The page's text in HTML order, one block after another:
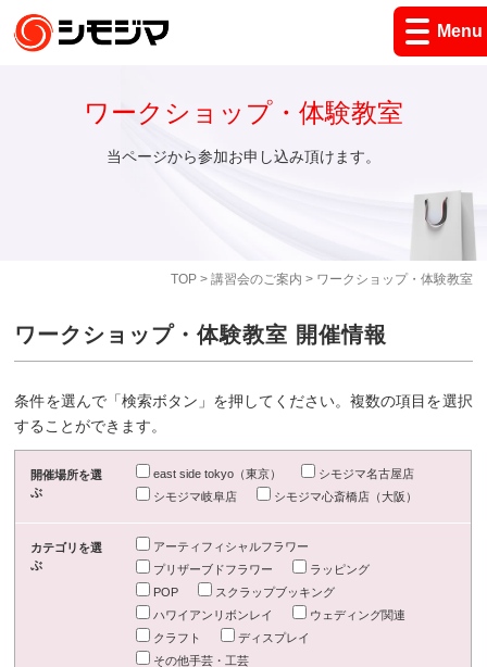
Menu
TOP> 講習会のご案内 > ワークショップ・体験教室
ワークショップ・体験教室
当ページから参加お申し込み頂けます。
ワークショップ・体験教室 開催情報
条件を選んで「検索ボタン」を押してください。複数の項目を選択
することができます。
開催場所を選
ぶ
east side tokyo（東京）
シモジマ名古屋店
シモジマ岐阜店
シモジマ心斎橋店（大阪）
カテゴリを選
ぶ
アーティフィシャルフラワー
プリザーブドフラワー
ラッピング
POP
スクラップブッキング
ハワイアンリボンレイ
ウェディング関連
クラフト
ディスプレイ
その他手芸・工芸